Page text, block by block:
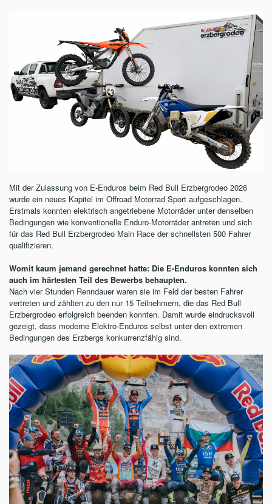
Mit der Zulassung von E-Enduros beim Red Bull Erzbergrodeo 2026
wurde ein neues Kapitel im Offroad Motorrad Sport aufgeschlagen.
Erstmals konnten elektrisch angetriebene Motorräder unter denselben
Bedingungen wie konventionelle Enduro-Motorräder antreten und sich
für das Red Bull Erzbergrodeo Main Race der schnellsten 500 Fahrer
qualifizieren.
Womit kaum jemand gerechnet hatte: Die E-Enduros konnten sich
auch im härtesten Teil des Bewerbs behaupten.
Nach vier Stunden Renndauer waren sie im Feld der besten Fahrer
vertreten und zählten zu den nur 15 Teilnehmern, die das Red Bull
Erzbergrodeo erfolgreich beenden konnten. Damit wurde eindrucksvoll
gezeigt, dass moderne Elektro-Enduros selbst unter den extremen
Bedingungen des Erzbergs konkurrenzfähig sind.